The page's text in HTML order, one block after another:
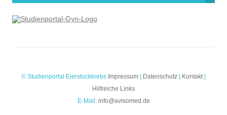
© Studienportal Eierstockkrebs Impressum | Datenschutz | Kontakt |
Hilfreiche Links
E-Mail: info@avisomed.de